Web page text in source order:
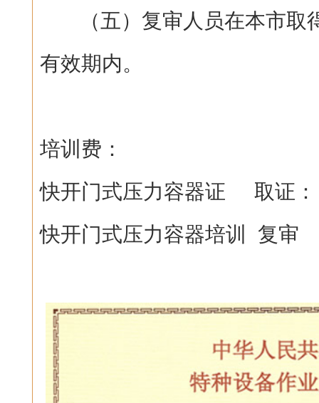
（五）复审人员在本市取
有效期内。
培训费：
快开门式压力容器证 取证：
快开门式压力容器培训 复审